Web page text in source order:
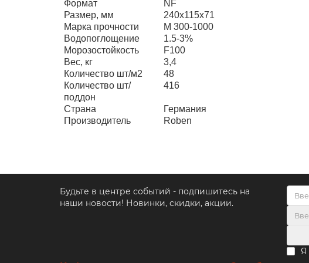
Формат
NF
Размер, мм
240x115x71
Марка прочности
M 300-1000
Водопоглощение
1.5-3%
Морозостойкость
F100
Вес, кг
3,4
Количество шт/м2
48
Количество шт/
поддон
416
Страна
Германия
Производитель
Roben
Будьте в центре событий - подпишитесь на
наши новости! Новинки, скидки, акции.
Я